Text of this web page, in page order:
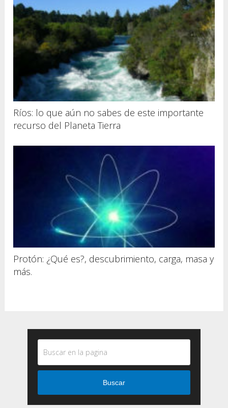
Ríos: lo que aún no sabes de este importante
recurso del Planeta Tierra
Protón: ¿Qué es?, descubrimiento, carga, masa y
más.
Buscar